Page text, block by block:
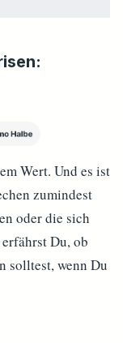
Wert. Und es ist
zumindest
oder die sich
Du, ob
solltest, wenn Du